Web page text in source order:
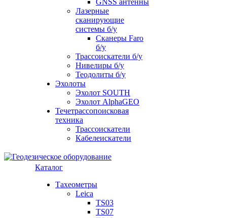
GNSS антенны
Лазерные
сканирующие
системы б/у
Сканеры Faro
б/у
Трассоискатели б/у
Нивелиры б/у
Теодолиты б/у
Эхолоты
Эхолот SOUTH
Эхолот AlphaGEO
Течетрассопоисковая
техника
Трассоискатели
Кабелеискатели
Каталог
Тахеометры
Leica
TS03
TS07